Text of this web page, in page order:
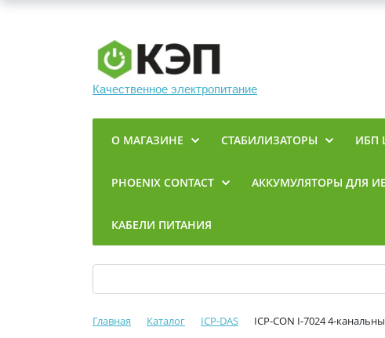
Качественное электропитание
О МАГАЗИНЕ СТАБИЛИЗАТОРЫ ИБП
PHOENIX CONTACT АККУМУЛЯТОРЫ ДЛЯ
КАБЕЛИ ПИТАНИЯ
Главная Каталог ICP-DAS ICP-CON I-7024 4-